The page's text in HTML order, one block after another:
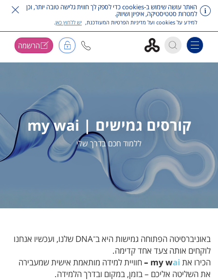
האתר עושה שימוש ב-cookies כדי לספק לך חווית גלישה טובה יותר, וכן
למטרות סטטיסטיקה, איפיון ושיווק.
למידע על cookies ועל מדיניות הפרטיות המעודכנת, יש ללחוץ כאן.
Toggle navigation הרשמה
קורסים גמישים | my wai
ללמוד חכם בדרך שלי
באוניברסיטה הפתוחה גמישות היא ב־DNA שלנו, ועכשיו אנחנו
לוקחים אותה צעד אחד קדימה.
הכירו את
my wai
–חוויית למידה מותאמת אישית שמעבירה
את השליטה אליכם – בזמן, במקום ובדרך הלמידה.